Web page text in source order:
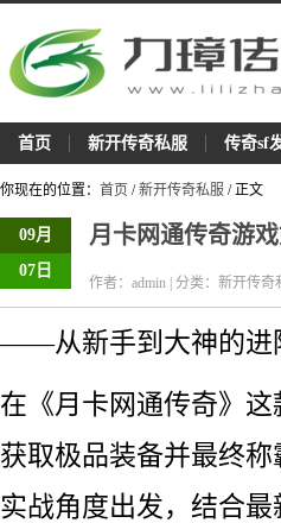
首页 新开传奇私服 传奇sf
你现在的位置： 首页 /新开传奇私服 / 正文
09月
07日
月卡网通传奇游
作者：admin | 分类：新开传奇
——从新手到大神的进
在《月卡网通传奇》
获取极品装备并最终
实战角度出发，结合